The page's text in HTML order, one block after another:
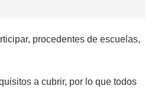
procedentes de escuelas,
a cubrir, por lo que todos